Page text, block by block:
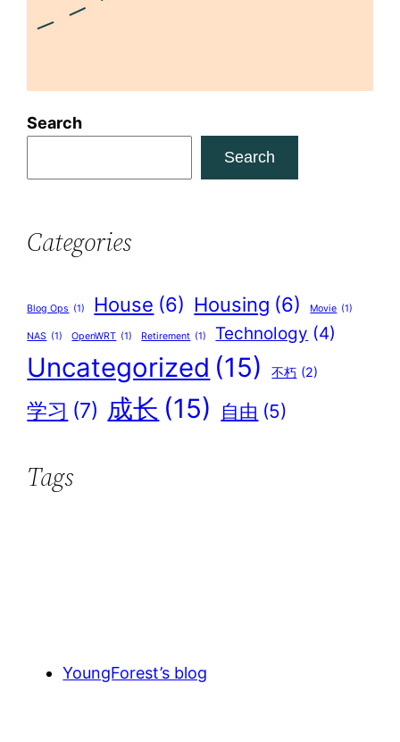
Search
Search
Categories
Blog Ops (1) House (6) Housing (6) Movie (1)
NAS (1) OpenWRT (1) Retirement (1) Technology (4)
Uncategorized (15) 不朽 (2)
学习 (7) 成长 (15) 自由 (5)
Tags
YoungForest’s blog